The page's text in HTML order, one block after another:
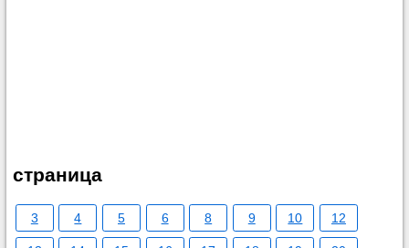
страница
3 4 5 6 8 9 10 12